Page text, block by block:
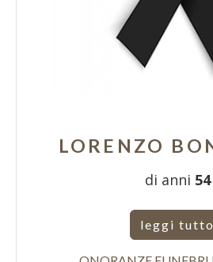
LORENZO
di anni 54
leggi tutto